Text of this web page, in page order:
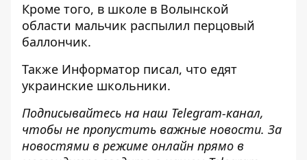
Кроме того, в школе в Волынской
области мальчик распылил перцовый
баллончик.
Также Информатор писал, что едят
украинские школьники.
Подписывайтесь на наш Telegram-канал,
чтобы не пропустить важные новости. За
новостями в режиме онлайн прямо в